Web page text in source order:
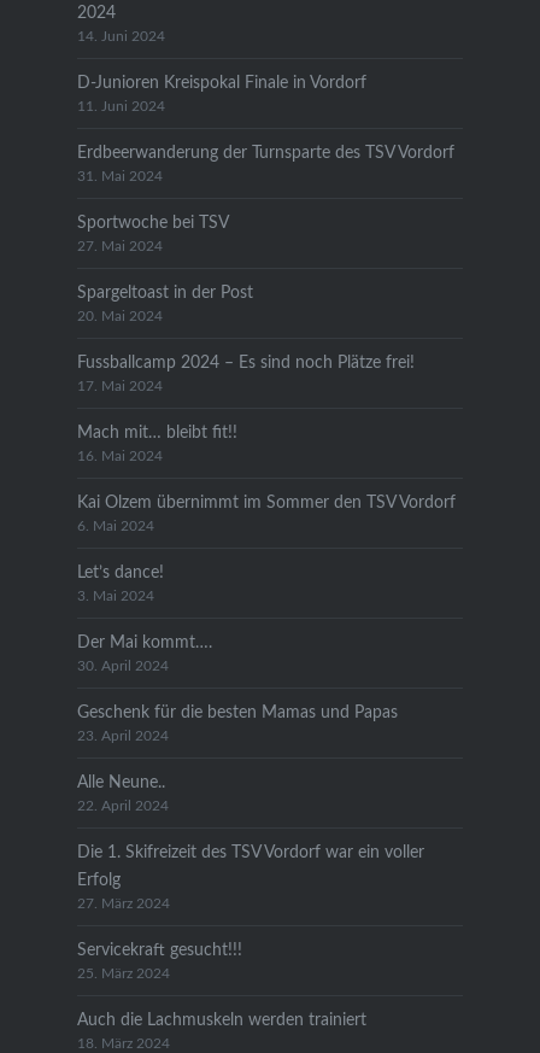
2024
14. Juni 2024
D-Junioren Kreispokal Finale in Vordorf
11. Juni 2024
Erdbeerwanderung der Turnsparte des TSV Vordorf
31. Mai 2024
Sportwoche bei TSV
27. Mai 2024
Spargeltoast in der Post
20. Mai 2024
Fussballcamp 2024 – Es sind noch Plätze frei!
17. Mai 2024
Mach mit… bleibt fit!!
16. Mai 2024
Kai Olzem übernimmt im Sommer den TSV Vordorf
6. Mai 2024
Let’s dance!
3. Mai 2024
Der Mai kommt….
30. April 2024
Geschenk für die besten Mamas und Papas
23. April 2024
Alle Neune..
22. April 2024
Die 1. Skifreizeit des TSV Vordorf war ein voller
Erfolg
27. März 2024
Servicekraft gesucht!!!
25. März 2024
Auch die Lachmuskeln werden trainiert
18. März 2024